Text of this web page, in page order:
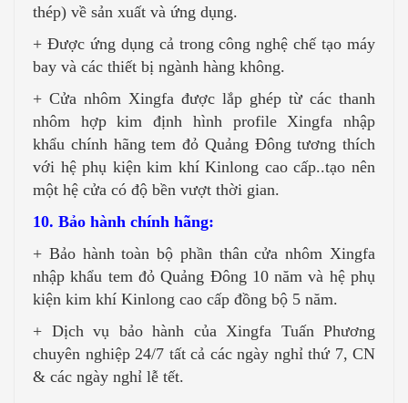
thép) về sản xuất và ứng dụng.
+ Được ứng dụng cả trong công nghệ chế tạo máy
bay và các thiết bị ngành hàng không.
+ Cửa nhôm Xingfa được lắp ghép từ các thanh
nhôm hợp kim định hình profile Xingfa nhập
khẩu chính hãng tem đỏ Quảng Đông tương thích
với hệ phụ kiện kim khí Kinlong cao cấp..tạo nên
một hệ cửa có độ bền vượt thời gian.
10. Bảo hành chính hãng:
+ Bảo hành toàn bộ phần thân cửa nhôm Xingfa
nhập khẩu tem đỏ Quảng Đông 10 năm và hệ phụ
kiện kim khí Kinlong cao cấp đồng bộ 5 năm.
+ Dịch vụ bảo hành của Xingfa Tuấn Phương
chuyên nghiệp 24/7 tất cả các ngày nghỉ thứ 7, CN
& các ngày nghỉ lễ tết.